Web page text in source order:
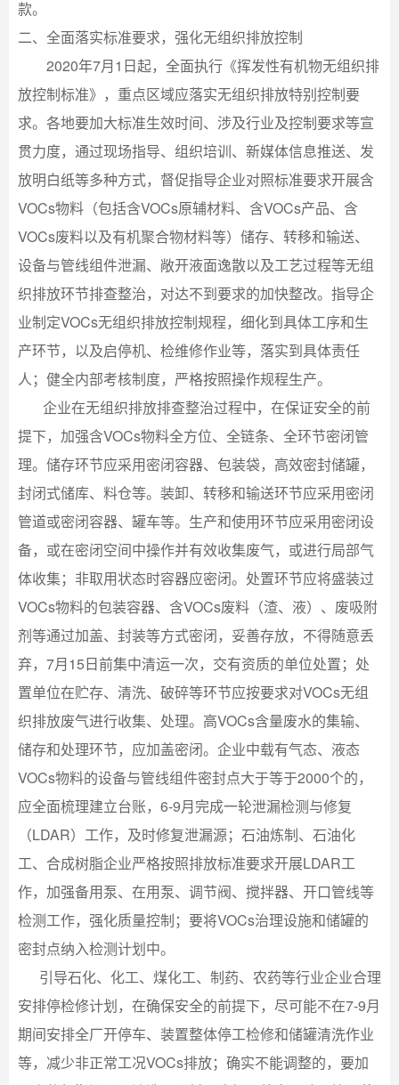
款。
二、全面落实标准要求，强化无组织排放控制
2020年7月1日起，全面执行《挥发性有机物无组织排
放控制标准》，重点区域应落实无组织排放特别控制要
求。各地要加大标准生效时间、涉及行业及控制要求等宣
贯力度，通过现场指导、组织培训、新媒体信息推送、发
放明白纸等多种方式，督促指导企业对照标准要求开展含
VOCs物料（包括含VOCs原辅材料、含VOCs产品、含
VOCs废料以及有机聚合物材料等）储存、转移和输送、
设备与管线组件泄漏、敞开液面逸散以及工艺过程等无组
织排放环节排查整治，对达不到要求的加快整改。指导企
业制定VOCs无组织排放控制规程，细化到具体工序和生
产环节，以及启停机、检维修作业等，落实到具体责任
人；健全内部考核制度，严格按照操作规程生产。
企业在无组织排放排查整治过程中，在保证安全的前
提下，加强含VOCs物料全方位、全链条、全环节密闭管
理。储存环节应采用密闭容器、包装袋，高效密封储罐，
封闭式储库、料仓等。装卸、转移和输送环节应采用密闭
管道或密闭容器、罐车等。生产和使用环节应采用密闭设
备，或在密闭空间中操作并有效收集废气，或进行局部气
体收集；非取用状态时容器应密闭。处置环节应将盛装过
VOCs物料的包装容器、含VOCs废料（渣、液）、废吸附
剂等通过加盖、封装等方式密闭，妥善存放，不得随意丢
弃，7月15日前集中清运一次，交有资质的单位处置；处
置单位在贮存、清洗、破碎等环节应按要求对VOCs无组
织排放废气进行收集、处理。高VOCs含量废水的集输、
储存和处理环节，应加盖密闭。企业中载有气态、液态
VOCs物料的设备与管线组件密封点大于等于2000个的，
应全面梳理建立台账，6-9月完成一轮泄漏检测与修复
（LDAR）工作，及时修复泄漏源；石油炼制、石油化
工、合成树脂企业严格按照排放标准要求开展LDAR工
作，加强备用泵、在用泵、调节阀、搅拌器、开口管线等
检测工作，强化质量控制；要将VOCs治理设施和储罐的
密封点纳入检测计划中。
引导石化、化工、煤化工、制药、农药等行业企业合理
安排停检修计划，在确保安全的前提下，尽可能不在7-9月
期间安排全厂开停车、装置整体停工检修和储罐清洗作业
等，减少非正常工况VOCs排放；确实不能调整的，要加